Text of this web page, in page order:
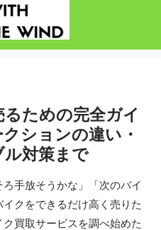
ための完全ガイ
ションの違い・
ル対策まで
ろ手放そうかな」「次のバイ
クをできるだけ高く売りた
買取サービスを調べ始めた